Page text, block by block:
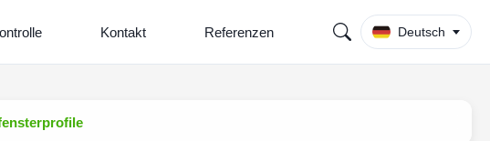
Kontakt Referenzen Deutsch